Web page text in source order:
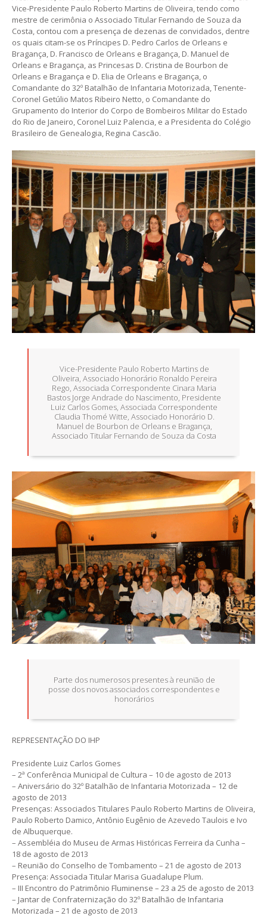
Vice-Presidente Paulo Roberto Martins de Oliveira, tendo como
mestre de cerimônia o Associado Titular Fernando de Souza da
Costa, contou com a presença de dezenas de convidados, dentre
os quais citam-se os Príncipes D. Pedro Carlos de Orleans e
Bragança, D. Francisco de Orleans e Bragança, D. Manuel de
Orleans e Bragança, as Princesas D. Cristina de Bourbon de
Orleans e Bragança e D. Elia de Orleans e Bragança, o
Comandante do 32º Batalhão de Infantaria Motorizada, Tenente-
Coronel Getúlio Matos Ribeiro Netto, o Comandante do
Grupamento do Interior do Corpo de Bombeiros Militar do Estado
do Rio de Janeiro, Coronel Luiz Palencia, e a Presidenta do Colégio
Brasileiro de Genealogia, Regina Cascão.
Vice-Presidente Paulo Roberto Martins de
Oliveira, Associado Honorário Ronaldo Pereira
Rego, Associada Correspondente Cinara Maria
Bastos Jorge Andrade do Nascimento, Presidente
Luiz Carlos Gomes, Associada Correspondente
Claudia Thomé Witte, Associado Honorário D.
Manuel de Bourbon de Orleans e Bragança,
Associado Titular Fernando de Souza da Costa
Parte dos numerosos presentes à reunião de
posse dos novos associados correspondentes e
honorários
REPRESENTAÇÃO DO IHP
Presidente Luiz Carlos Gomes
– 2ª Conferência Municipal de Cultura – 10 de agosto de 2013
– Aniversário do 32º Batalhão de Infantaria Motorizada – 12 de
agosto de 2013
Presenças: Associados Titulares Paulo Roberto Martins de Oliveira,
Paulo Roberto Damico, Antônio Eugênio de Azevedo Taulois e Ivo
de Albuquerque.
– Assembléia do Museu de Armas Históricas Ferreira da Cunha –
18 de agosto de 2013
– Reunião do Conselho de Tombamento – 21 de agosto de 2013
Presença: Associada Titular Marisa Guadalupe Plum.
– III Encontro do Patrimônio Fluminense – 23 a 25 de agosto de 2013
– Jantar de Confraternização do 32º Batalhão de Infantaria
Motorizada – 21 de agosto de 2013